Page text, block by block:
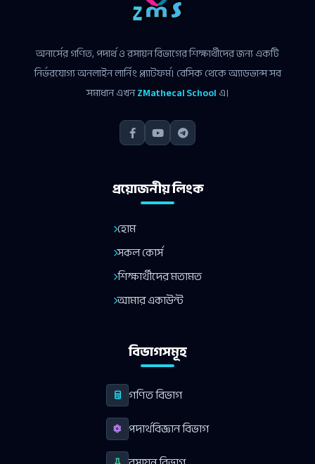
অনার্সের গণিত, পদার্থ ও রসায়ন বিভাগের শিক্ষার্থীদের জন্য একটি
নির্ভরযোগ্য অনলাইন লার্নিং প্ল্যাটফর্ম। বেসিক থেকে অ্যাডভান্স সব
সমাধান এখনZMathecal Schoolএ।
প্রয়োজনীয় লিংক
হোম
সকল কোর্স
শিক্ষার্থীদের মতামত
আমার একাউন্ট
বিভাগসমূহ
গণিত বিভাগ
পদার্থবিজ্ঞান বিভাগ